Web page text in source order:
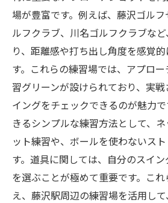
場が豊富です。例えば、藤沢ゴル
ルフクラブ、川名ゴルフクラブな
り、距離感や打ち出し角度を感覚
す。これらの練習場では、アプロ
習グリーンが設けられており、実
イングをチェックできるのが魅力
きるシンプルな練習方法として、
ット練習や、ボールを使わないス
す。道具に関しては、自分のスイ
を選ぶことが極めて重要です。こ
え、藤沢駅周辺の練習場を活用し